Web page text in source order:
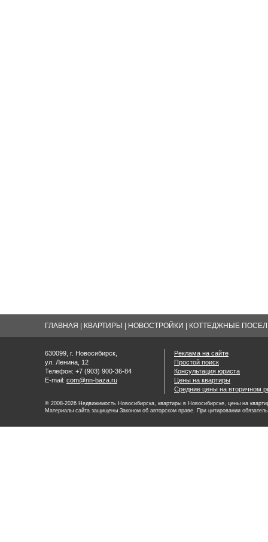
ГЛАВНАЯ КВАРТИРЫ НОВОСТРОЙКИ КОТТЕДЖНЫЕ
630099, г. Новосибирск,
ул. Ленина, 12
Телефон: +7 (903) 900-36-84
E-mail: com@nn-baza.ru
Реклама на сайте
Простой поиск
Консультация юриста
Цены на квартиры
Средние цены на вторичном
© 2008-2026 Недвижимость Новосибирска, квартиры в Новосибирске, цены на
Материалы сайта защищены Законом об авторском праве. При цитировании